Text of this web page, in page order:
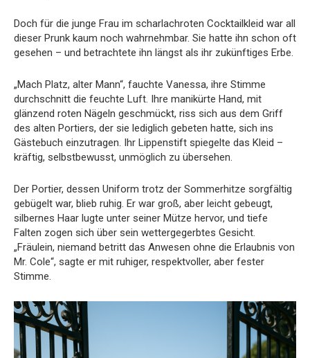
Doch für die junge Frau im scharlachroten Cocktailkleid war all
dieser Prunk kaum noch wahrnehmbar. Sie hatte ihn schon oft
gesehen – und betrachtete ihn längst als ihr zukünftiges Erbe.
„Mach Platz, alter Mann“, fauchte Vanessa, ihre Stimme
durchschnitt die feuchte Luft. Ihre manikürte Hand, mit
glänzend roten Nägeln geschmückt, riss sich aus dem Griff
des alten Portiers, der sie lediglich gebeten hatte, sich ins
Gästebuch einzutragen. Ihr Lippenstift spiegelte das Kleid –
kräftig, selbstbewusst, unmöglich zu übersehen.
Der Portier, dessen Uniform trotz der Sommerhitze sorgfältig
gebügelt war, blieb ruhig. Er war groß, aber leicht gebeugt,
silbernes Haar lugte unter seiner Mütze hervor, und tiefe
Falten zogen sich über sein wettergegerbtes Gesicht.
„Fräulein, niemand betritt das Anwesen ohne die Erlaubnis von
Mr. Cole“, sagte er mit ruhiger, respektvoller, aber fester
Stimme.